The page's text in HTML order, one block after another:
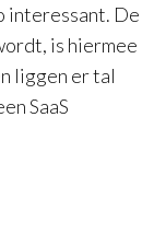
interessant. De
is hiermee
liggen er tal
SaaS